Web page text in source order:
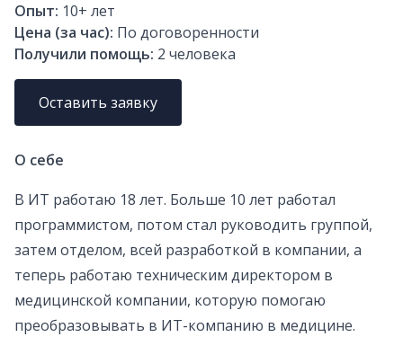
Опыт: 10+ лет
Цена (за час): По договоренности
Получили помощь: 2 человека
Оставить заявку
О себе
В ИТ работаю 18 лет. Больше 10 лет работал
программистом, потом стал руководить группой,
затем отделом, всей разработкой в компании, а
теперь работаю техническим директором в
медицинской компании, которую помогаю
преобразовывать в ИТ-компанию в медицине.